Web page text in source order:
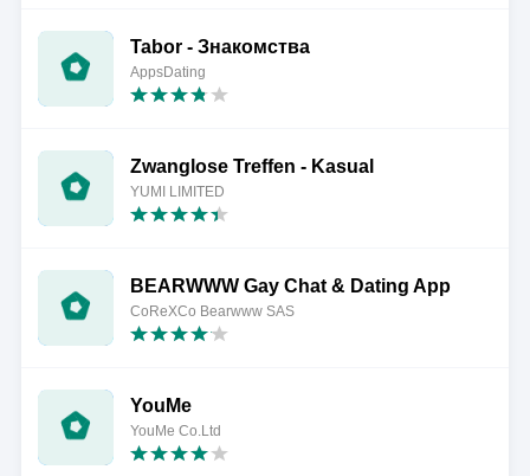
Tabor - Знакомства
AppsDating
Zwanglose Treffen - Kasual
YUMI LIMITED
BEARWWW Gay Chat & Dating App
CoReXCo Bearwww SAS
YouMe
YouMe Co.Ltd